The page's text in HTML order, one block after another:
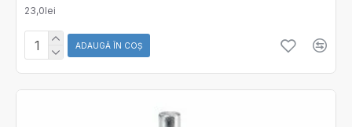
23,0lei
ADAUGĂ ÎN COŞ